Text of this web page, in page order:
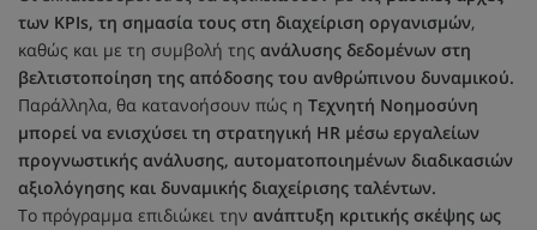
των KPIs, τη σημασία τους στη διαχείριση οργανισμών,
καθώς και με τη συμβολή της ανάλυσης δεδομένων στη
βελτιστοποίηση της απόδοσης του ανθρώπινου δυναμικού.
Παράλληλα, θα κατανοήσουν πώς η Τεχνητή Νοημοσύνη
μπορεί να ενισχύσει τη στρατηγική HR μέσω εργαλείων
προγνωστικής ανάλυσης, αυτοματοποιημένων διαδικασιών
αξιολόγησης και δυναμικής διαχείρισης ταλέντων.
Το πρόγραμμα επιδιώκει την ανάπτυξη κριτικής σκέψης ως